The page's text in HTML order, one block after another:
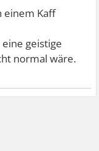
das los
oder zittern
zu viel! Es wirkt
oder
einem Kaff
geistige
normal wäre.